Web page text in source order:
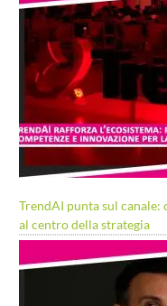
TrendAI punta sul canale:
al centro della strategia